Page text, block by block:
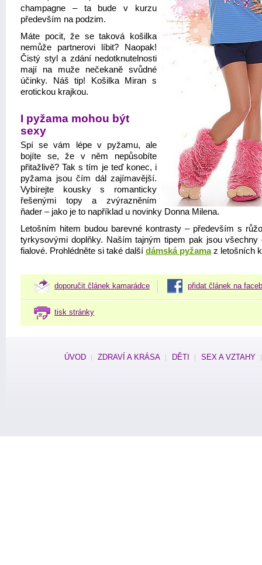
champagne – ta bude v kurzu
především na podzim.
Máte pocit, že se taková košilka
nemůže partnerovi líbit? Naopak!
Čistý styl a zdání nedotknutelnosti
mají na muže nečekaně svůdné
účinky. Náš tip! Košilka Miran s
erotickou krajkou.
I pyžama mohou být
sexy
Spí se vám lépe v pyžamu, ale
bojíte se, že v něm nepůsobíte
přitažlivě? Tak s tím je teď konec, i
pyžama jsou čím dál zajímavější.
Vybírejte kousky s romanticky
řešenými topy a zvýrazněním
ňader – jako je to například u novinky Donna Milena.
Letošním hitem budou barevné kontrasty – především s
tyrkysovými doplňky. Naším tajným tipem pak jsou všechny
fialové. Prohlédněte si také další dámská pyžamaz letošních
doporučit článek kamarádce přidat článek na
tisk stránky
ÚVOD ZDRAVÍ A KRÁSA DĚTI SEX A VZTAHY